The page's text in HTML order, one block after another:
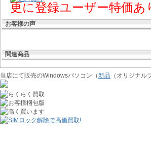
更に登録ユーザー特価あ
お客様の声
関連商品
当店にて販売のWindowsパソコン（ 新品 （オリジナル